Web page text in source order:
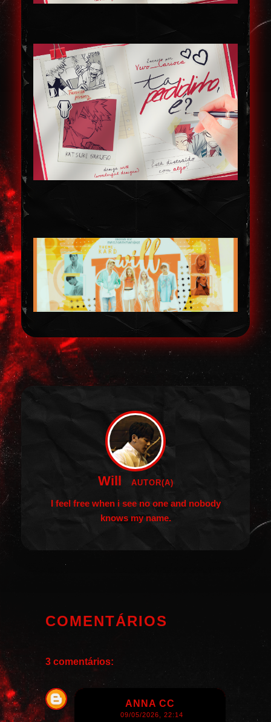
Will AUTOR(A)
I feel free when i see no one and nobody
knows my name.
COMENTÁRIOS
3 comentários:
ANNA CC
09/05/2026, 22:14